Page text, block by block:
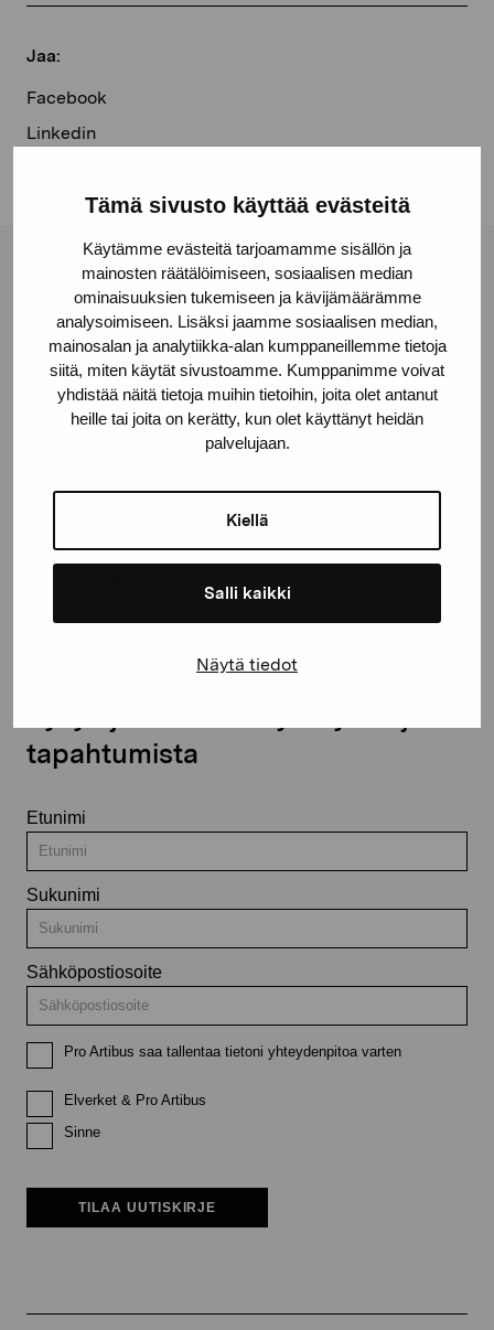
Tämä sivusto käyttää evästeitä
Käytämme evästeitä tarjoamamme sisällön ja
mainosten räätälöimiseen, sosiaalisen median
ominaisuuksien tukemiseen ja kävijämäärämme
analysoimiseen. Lisäksi jaamme sosiaalisen median,
mainosalan ja analytiikka-alan kumppaneillemme tietoja
siitä, miten käytät sivustoamme. Kumppanimme voivat
yhdistää näitä tietoja muihin tietoihin, joita olet antanut
heille tai joita on kerätty, kun olet käyttänyt heidän
palvelujaan.
Kiellä
Salli kaikki
Näytä tiedot
Jaa:
Facebook
Linkedin
Pro Artibus -säätiö
Kustaa Vaasan katu 11
10600 Tammisaari
proartibus@proartibus.fi
tapahtumista
Etunimi
Sukunimi
Sähköpostiosoite
Pro Artibus saa tallentaa tietoni yhteydenpitoa varten
Elverket & Pro Artibus
Sinne
TILAA UUTISKIRJE